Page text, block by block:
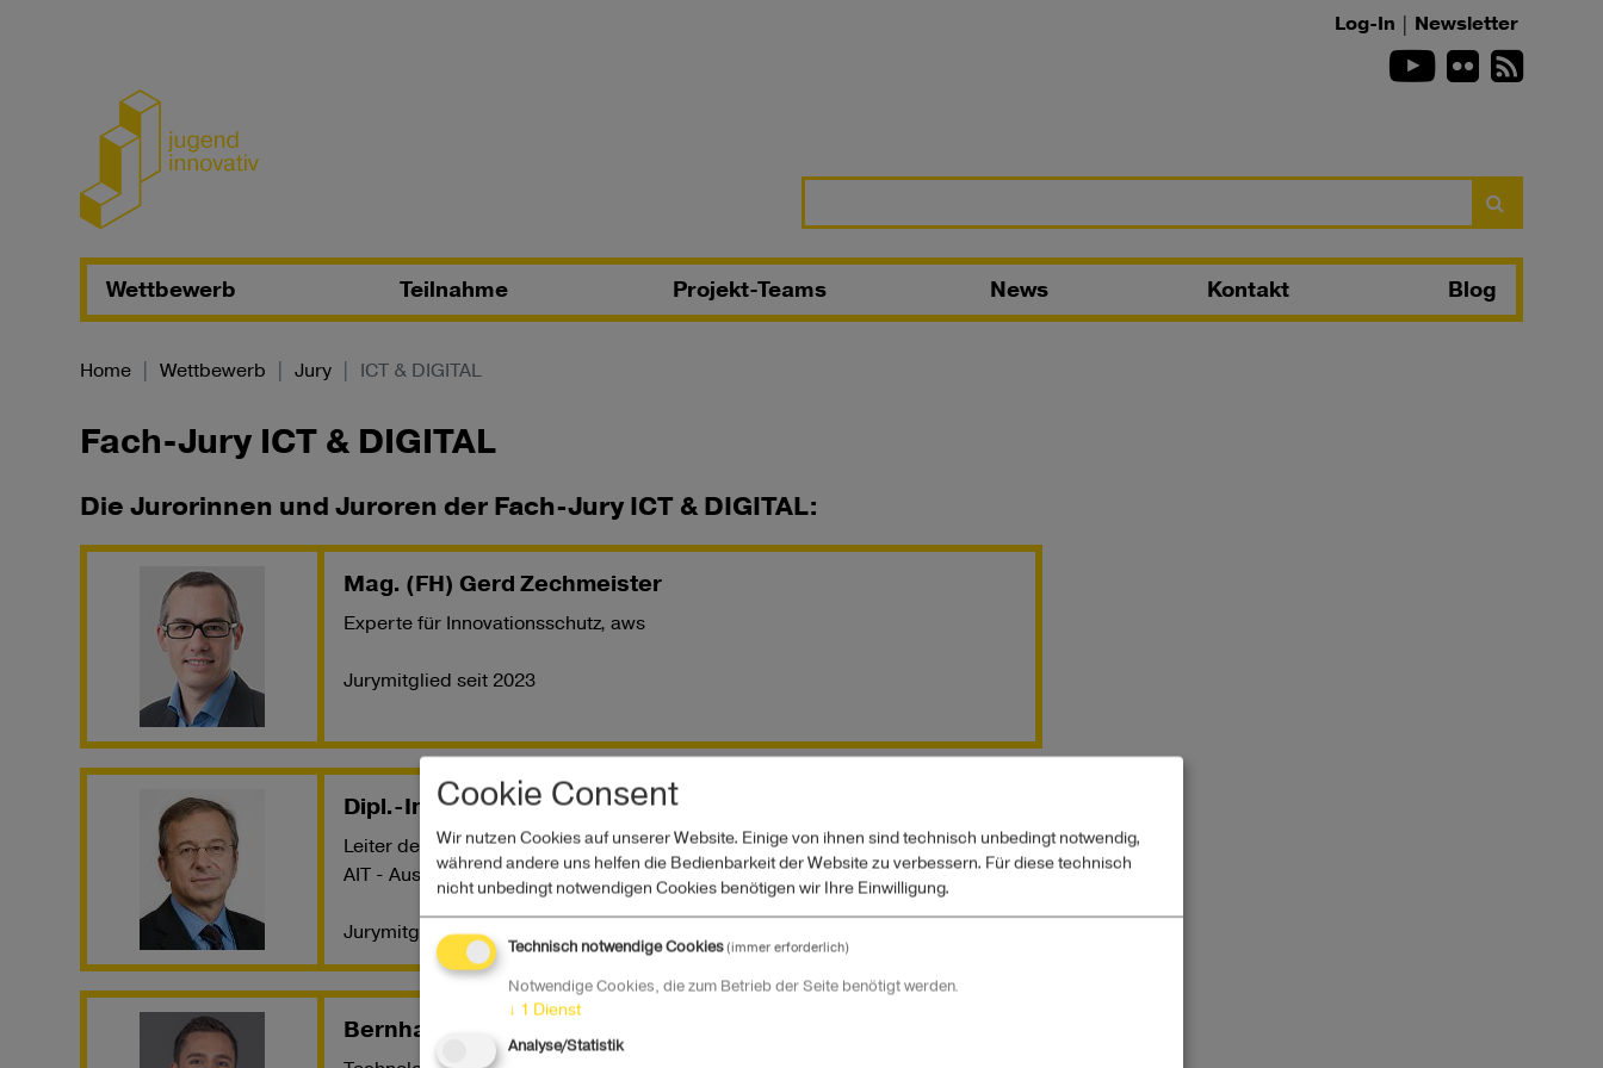
Log-In | Newsletter
Youtube
FlickrRSS-
Suchen
Wettbewerb Teilnahme Projekt-Teams News Kontakt Blog
Home Wettbewerb Jury ICT & DIGITAL
Fach-Jury ICT & DIGITAL
Die Jurorinnen und Juroren der Fach-Jury ICT & DIGITAL:
Mag. (FH) Gerd Zechmeister
Experte für Innovationsschutz, aws
Jurymitglied seit 2023
Dipl.-Ing. Helmut Leopold, PhD
Leiter des Forschungsinstituts für digitale Sicherheit,
AIT - Austrian Institute of Technology
Jurymitglied seit 2017
Bernhard Melmer, MSc
Cookie Consent
Wir nutzen Cookies auf unserer Website. Einige von ihnen sind technisch unbedingt notwendig,
während andere uns helfen die Bedienbarkeit der Website zu verbessern. Für diese technisch
nicht unbedingt notwendigen Cookies benötigen wir Ihre Einwilligung.
Technisch notwendige Cookies(immer erforderlich)
Notwendige Cookies, die zum Betrieb der Seite benötigt werden.
↓ 1 Dienst
Analyse/Statistik